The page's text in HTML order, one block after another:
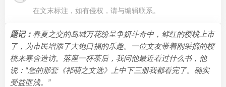
在文末标注，如有侵权，请与编辑联系。
题记： 春夏之交的岛城万花纷呈争妍斗奇中，鲜红的樱桃上市
了，为市民增添了大饱口福的乐趣。一位文友带着刚采摘的樱
桃来寒舍造访。落座一杯茶后，我问他最近看过什么书，他
说：“您的那套《祁萌之文选》上中下三册我都看完了。确实
受益匪浅。”